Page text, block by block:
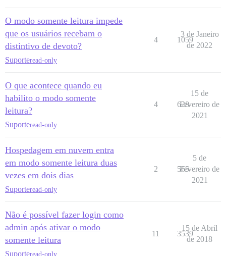
O modo somente leitura impede
que os usuários recebam o
distintivo de devoto?
Suporteread-only
4 1059
3 de Janeiro
de 2022
O que acontece quando eu
habilito o modo somente
leitura?
Suporteread-only
4 628
15 de
Fevereiro de
2021
Hospedagem em nuvem entra
em modo somente leitura duas
vezes em dois dias
Suporteread-only
2 565
5 de
Fevereiro de
2021
Não é possível fazer login como
admin após ativar o modo
somente leitura
Suporteread-only
11 3539
15 de Abril
de 2018